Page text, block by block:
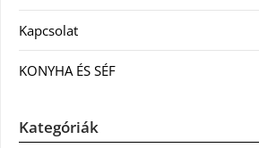
Kapcsolat
KONYHA ÉS SÉF
Kategóriák